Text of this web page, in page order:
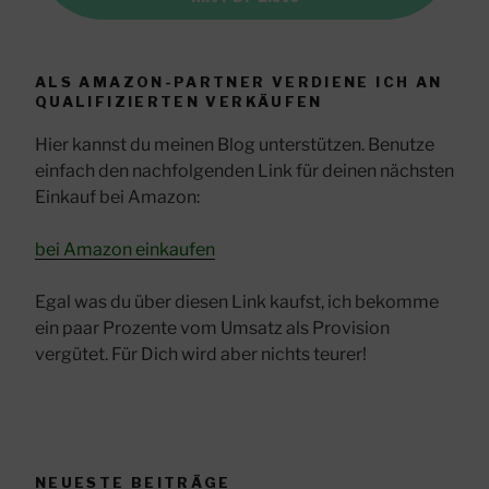
ALS AMAZON-PARTNER VERDIENE ICH AN
QUALIFIZIERTEN VERKÄUFEN
Hier kannst du meinen Blog unterstützen. Benutze
einfach den nachfolgenden Link für deinen nächsten
Einkauf bei Amazon:
bei Amazon einkaufen
Egal was du über diesen Link kaufst, ich bekomme
ein paar Prozente vom Umsatz als Provision
vergütet. Für Dich wird aber nichts teurer!
NEUESTE BEITRÄGE